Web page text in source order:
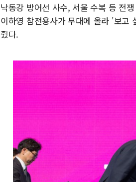
낙동강 방어선 사수, 서울 수복 등 전
이하영 참전용사가 무대에 올라 '보고
줬다.